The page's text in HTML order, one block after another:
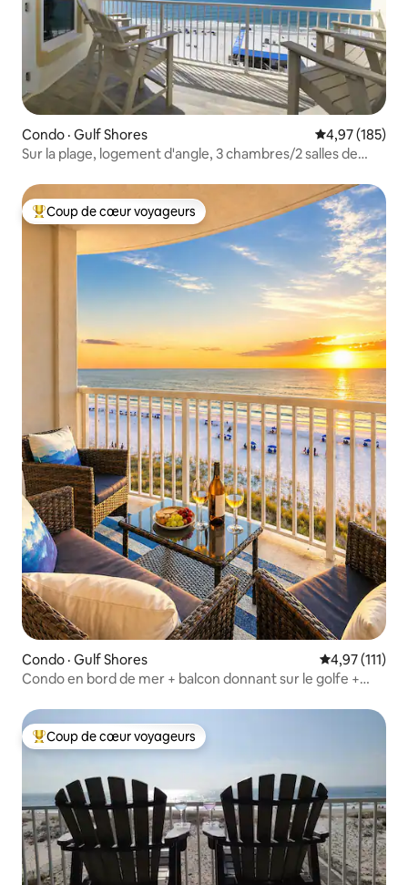
Condo · Gulf Shores Note
4,97 (185)
Sur la plage, logement d'angle, 3 chambres/2 salles de
Coup de cœur voyageurs parmi les plus aimés
Coup de cœur voyageurs
Condo · Gulf Shores Note
4,97 (111)
Condo en bord de mer + balcon donnant sur le golfe +
Coup de cœur voyageurs parmi les plus aimés
Coup de cœur voyageurs